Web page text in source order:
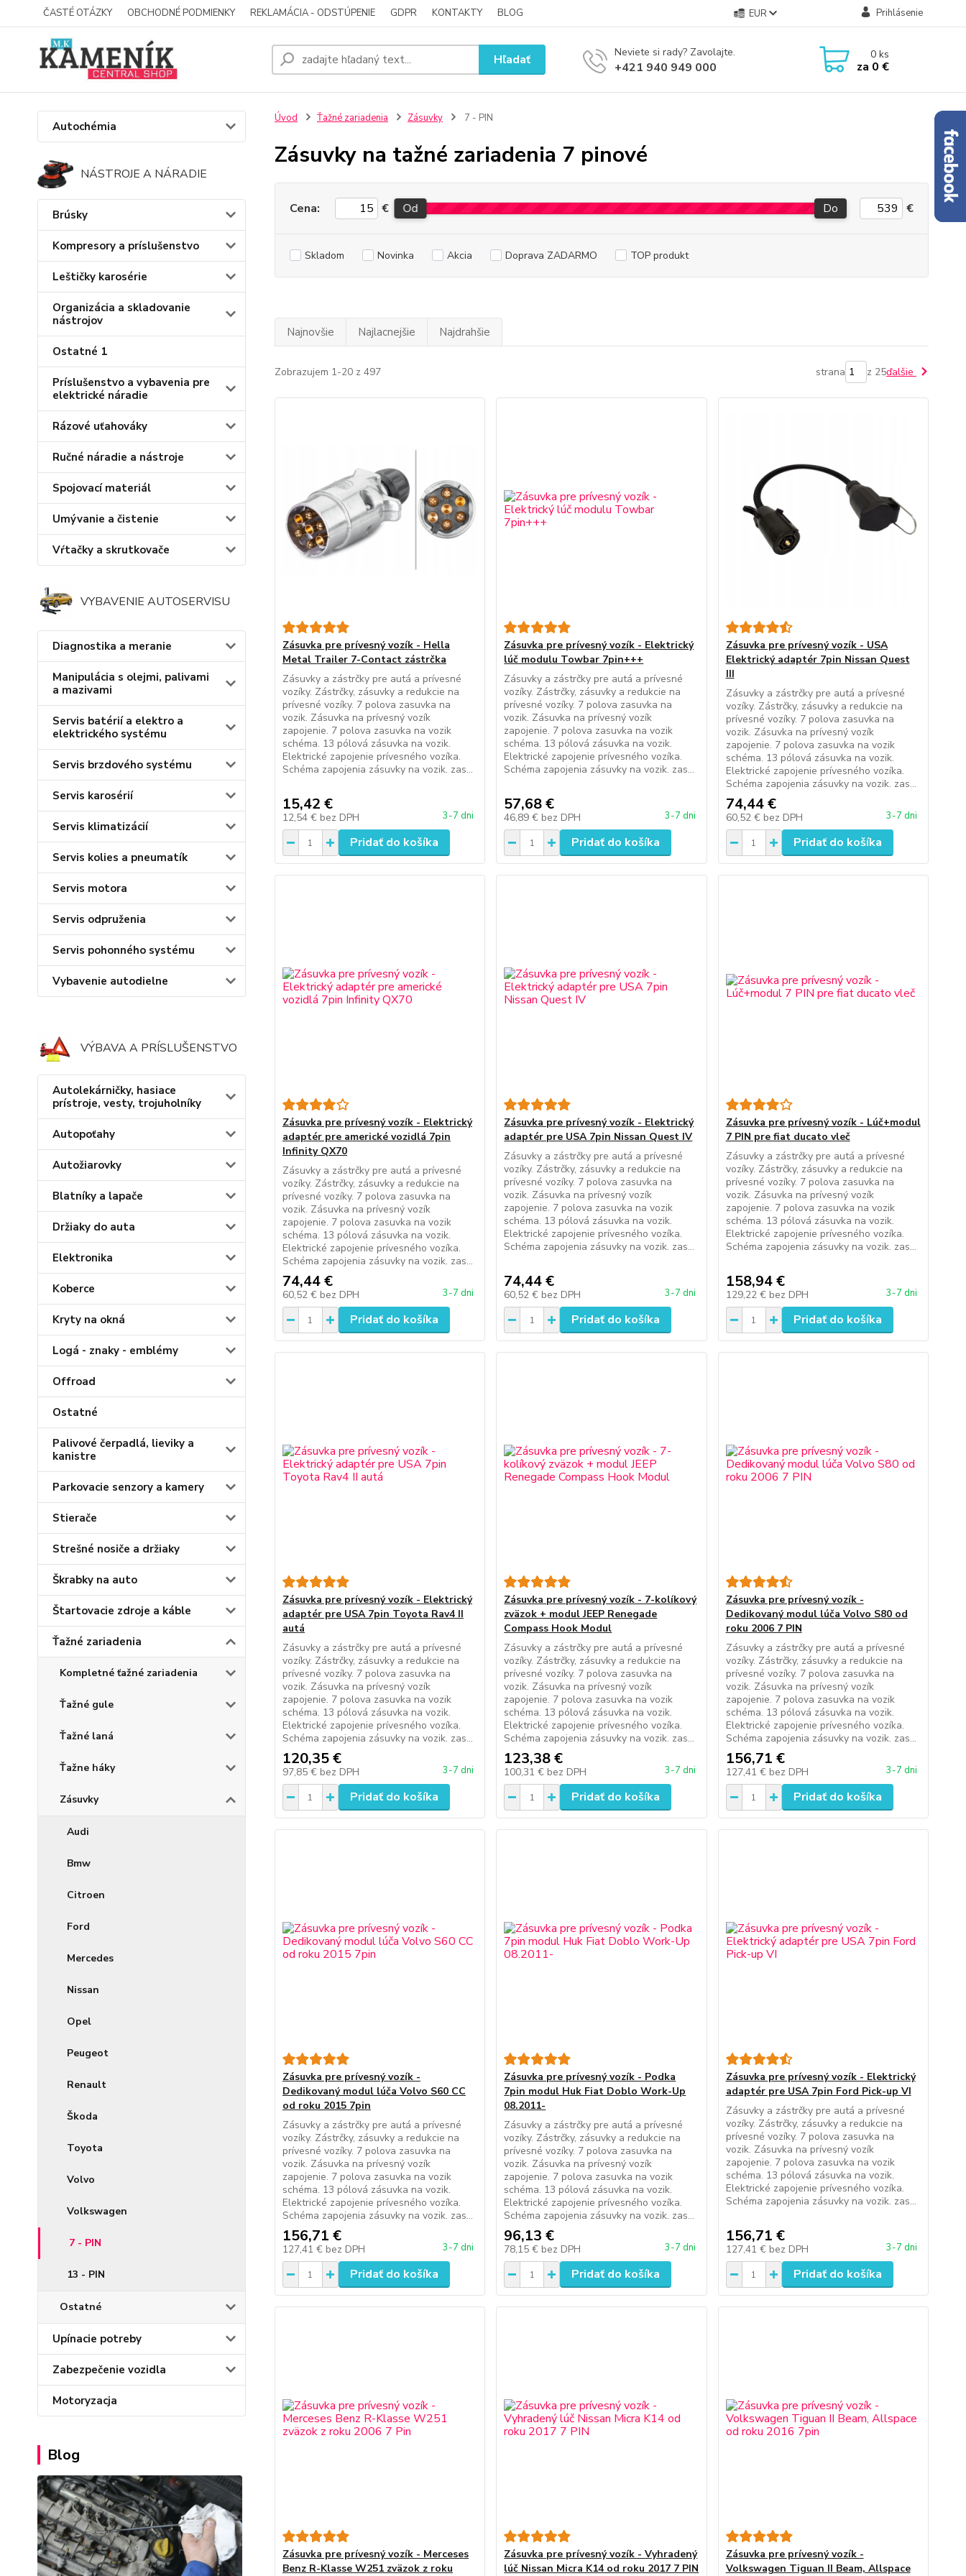
ČASTÉ OTÁZKY OBCHODNÉ PODMIENKY REKLAMÁCIA - ODSTÚPENIE GDPR KONTAKTY BLOG EUR Prihlásenie
Hľadať Neviete si rady? Zavolajte.
+421 940 949 000
0ks
za 0 €
Autochémia
NÁSTROJE A NÁRADIE
Brúsky
Kompresory a príslušenstvo
Leštičky karosérie
Organizácia a skladovanie
nástrojov
Ostatné 1
Príslušenstvo a vybavenia pre
elektrické náradie
Rázové uťahováky
Ručné náradie a nástroje
Spojovací materiál
Umývanie a čistenie
Vŕtačky a skrutkovače
VYBAVENIE AUTOSERVISU
Diagnostika a meranie
Manipulácia s olejmi, palivami
a mazivami
Servis batérií a elektro a
elektrického systému
Servis brzdového systému
Servis karosérií
Servis klimatizácií
Servis kolies a pneumatík
Servis motora
Servis odpruženia
Servis pohonného systému
Vybavenie autodielne
VÝBAVA A PRÍSLUŠENSTVO
Autolekárničky, hasiace
prístroje, vesty, trojuholníky
Autopoťahy
Autožiarovky
Blatníky a lapače
Držiaky do auta
Elektronika
Koberce
Kryty na okná
Logá - znaky - emblémy
Offroad
Ostatné
Palivové čerpadlá, lieviky a
kanistre
Parkovacie senzory a kamery
Stierače
Strešné nosiče a držiaky
Škrabky na auto
Štartovacie zdroje a káble
Ťažné zariadenia
Kompletné ťažné zariadenia
Ťažné gule
Ťažné laná
Ťažne háky
Zásuvky
Audi
Bmw
Citroen
Ford
Mercedes
Nissan
Opel
Peugeot
Renault
Škoda
Toyota
Volvo
Volkswagen
7 - PIN
13 - PIN
Ostatné
Upínacie potreby
Zabezpečenie vozidla
Motoryzacja
Blog
Úvod Ťažné zariadenia Zásuvky 7 - PIN
Zásuvky na tažné zariadenia 7 pinové
Cena: € Od Do €
Skladom Novinka Akcia Doprava ZADARMO TOP produkt
Najnovšie Najlacnejšie Najdrahšie
Zobrazujem 1-20 z 497 strana z 25ďalšie
Zásuvka pre prívesný vozík - Hella
Metal Trailer 7-Contact zástrčka
Zásuvky a zástrčky pre autá a prívesné
vozíky. Zástrčky, zásuvky a redukcie na
prívesné vozíky. 7 polova zasuvka na
vozik. Zásuvka na prívesný vozík
zapojenie. 7 polova zasuvka na vozik
schéma. 13 pólová zásuvka na vozik.
Elektrické zapojenie prívesného vozíka.
Schéma zapojenia zásuvky na vozik. zas...
15,42 €
12,54 € bez DPH 3-7 dni
Pridať do košíka
Zásuvka pre prívesný vozík - Elektrický
lúč modulu Towbar 7pin+++
Zásuvky a zástrčky pre autá a prívesné
vozíky. Zástrčky, zásuvky a redukcie na
prívesné vozíky. 7 polova zasuvka na
vozik. Zásuvka na prívesný vozík
zapojenie. 7 polova zasuvka na vozik
schéma. 13 pólová zásuvka na vozik.
Elektrické zapojenie prívesného vozíka.
Schéma zapojenia zásuvky na vozik. zas...
57,68 €
46,89 € bez DPH 3-7 dni
Pridať do košíka
Zásuvka pre prívesný vozík - USA
Elektrický adaptér 7pin Nissan Quest
III
Zásuvky a zástrčky pre autá a prívesné
vozíky. Zástrčky, zásuvky a redukcie na
prívesné vozíky. 7 polova zasuvka na
vozik. Zásuvka na prívesný vozík
zapojenie. 7 polova zasuvka na vozik
schéma. 13 pólová zásuvka na vozik.
Elektrické zapojenie prívesného vozíka.
Schéma zapojenia zásuvky na vozik. zas...
74,44 €
60,52 € bez DPH 3-7 dni
Pridať do košíka
Zásuvka pre prívesný vozík - Elektrický
adaptér pre americké vozidlá 7pin
Infinity QX70
Zásuvky a zástrčky pre autá a prívesné
vozíky. Zástrčky, zásuvky a redukcie na
prívesné vozíky. 7 polova zasuvka na
vozik. Zásuvka na prívesný vozík
zapojenie. 7 polova zasuvka na vozik
schéma. 13 pólová zásuvka na vozik.
Elektrické zapojenie prívesného vozíka.
Schéma zapojenia zásuvky na vozik. zas...
74,44 €
60,52 € bez DPH 3-7 dni
Pridať do košíka
Zásuvka pre prívesný vozík - Elektrický
adaptér pre USA 7pin Nissan Quest IV
Zásuvky a zástrčky pre autá a prívesné
vozíky. Zástrčky, zásuvky a redukcie na
prívesné vozíky. 7 polova zasuvka na
vozik. Zásuvka na prívesný vozík
zapojenie. 7 polova zasuvka na vozik
schéma. 13 pólová zásuvka na vozik.
Elektrické zapojenie prívesného vozíka.
Schéma zapojenia zásuvky na vozik. zas...
74,44 €
60,52 € bez DPH 3-7 dni
Pridať do košíka
Zásuvka pre prívesný vozík - Lúč+modul
7 PIN pre fiat ducato vleč
Zásuvky a zástrčky pre autá a prívesné
vozíky. Zástrčky, zásuvky a redukcie na
prívesné vozíky. 7 polova zasuvka na
vozik. Zásuvka na prívesný vozík
zapojenie. 7 polova zasuvka na vozik
schéma. 13 pólová zásuvka na vozik.
Elektrické zapojenie prívesného vozíka.
Schéma zapojenia zásuvky na vozik. zas...
158,94 €
129,22 € bez DPH 3-7 dni
Pridať do košíka
Zásuvka pre prívesný vozík - Elektrický
adaptér pre USA 7pin Toyota Rav4 II
autá
Zásuvky a zástrčky pre autá a prívesné
vozíky. Zástrčky, zásuvky a redukcie na
prívesné vozíky. 7 polova zasuvka na
vozik. Zásuvka na prívesný vozík
zapojenie. 7 polova zasuvka na vozik
schéma. 13 pólová zásuvka na vozik.
Elektrické zapojenie prívesného vozíka.
Schéma zapojenia zásuvky na vozik. zas...
120,35 €
97,85 € bez DPH 3-7 dni
Pridať do košíka
Zásuvka pre prívesný vozík - 7-kolíkový
zväzok + modul JEEP Renegade
Compass Hook Modul
Zásuvky a zástrčky pre autá a prívesné
vozíky. Zástrčky, zásuvky a redukcie na
prívesné vozíky. 7 polova zasuvka na
vozik. Zásuvka na prívesný vozík
zapojenie. 7 polova zasuvka na vozik
schéma. 13 pólová zásuvka na vozik.
Elektrické zapojenie prívesného vozíka.
Schéma zapojenia zásuvky na vozik. zas...
123,38 €
100,31 € bez DPH 3-7 dni
Pridať do košíka
Zásuvka pre prívesný vozík -
Dedikovaný modul lúča Volvo S80 od
roku 2006 7 PIN
Zásuvky a zástrčky pre autá a prívesné
vozíky. Zástrčky, zásuvky a redukcie na
prívesné vozíky. 7 polova zasuvka na
vozik. Zásuvka na prívesný vozík
zapojenie. 7 polova zasuvka na vozik
schéma. 13 pólová zásuvka na vozik.
Elektrické zapojenie prívesného vozíka.
Schéma zapojenia zásuvky na vozik. zas...
156,71 €
127,41 € bez DPH 3-7 dni
Pridať do košíka
Zásuvka pre prívesný vozík -
Dedikovaný modul lúča Volvo S60 CC
od roku 2015 7pin
Zásuvky a zástrčky pre autá a prívesné
vozíky. Zástrčky, zásuvky a redukcie na
prívesné vozíky. 7 polova zasuvka na
vozik. Zásuvka na prívesný vozík
zapojenie. 7 polova zasuvka na vozik
schéma. 13 pólová zásuvka na vozik.
Elektrické zapojenie prívesného vozíka.
Schéma zapojenia zásuvky na vozik. zas...
156,71 €
127,41 € bez DPH 3-7 dni
Pridať do košíka
Zásuvka pre prívesný vozík - Podka
7pin modul Huk Fiat Doblo Work-Up
08.2011-
Zásuvky a zástrčky pre autá a prívesné
vozíky. Zástrčky, zásuvky a redukcie na
prívesné vozíky. 7 polova zasuvka na
vozik. Zásuvka na prívesný vozík
zapojenie. 7 polova zasuvka na vozik
schéma. 13 pólová zásuvka na vozik.
Elektrické zapojenie prívesného vozíka.
Schéma zapojenia zásuvky na vozik. zas...
96,13 €
78,15 € bez DPH 3-7 dni
Pridať do košíka
Zásuvka pre prívesný vozík - Elektrický
adaptér pre USA 7pin Ford Pick-up VI
Zásuvky a zástrčky pre autá a prívesné
vozíky. Zástrčky, zásuvky a redukcie na
prívesné vozíky. 7 polova zasuvka na
vozik. Zásuvka na prívesný vozík
zapojenie. 7 polova zasuvka na vozik
schéma. 13 pólová zásuvka na vozik.
Elektrické zapojenie prívesného vozíka.
Schéma zapojenia zásuvky na vozik. zas...
156,71 €
127,41 € bez DPH 3-7 dni
Pridať do košíka
Zásuvka pre prívesný vozík - Merceses
Benz R-Klasse W251 zväzok z roku
Zásuvka pre prívesný vozík - Vyhradený
lúč Nissan Micra K14 od roku 2017 7 PIN
Zásuvka pre prívesný vozík -
Volkswagen Tiguan II Beam, Allspace